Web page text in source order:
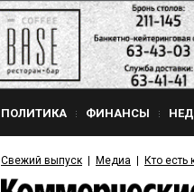
ПОЛИТИКА ФИНАНСЫ
Свежий выпуск Медиа Кто есть